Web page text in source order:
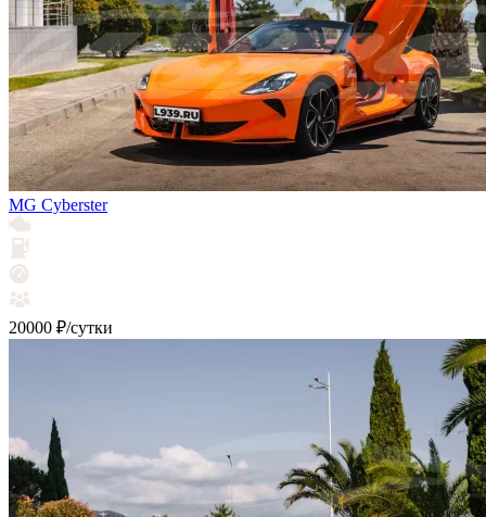
MG Cyberster
20000 ₽/сутки